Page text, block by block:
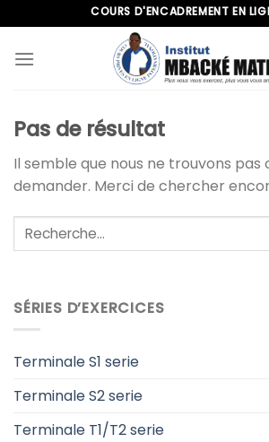
to
content
COURS D'ENCADREMENT EN
SÉRIES D’EXERCICES
Terminale S1 serie
Terminale S2 serie
Terminale T1/T2 serie
Pas de résultat
Il semble que nous ne trouvons pas
demander. Merci de chercher